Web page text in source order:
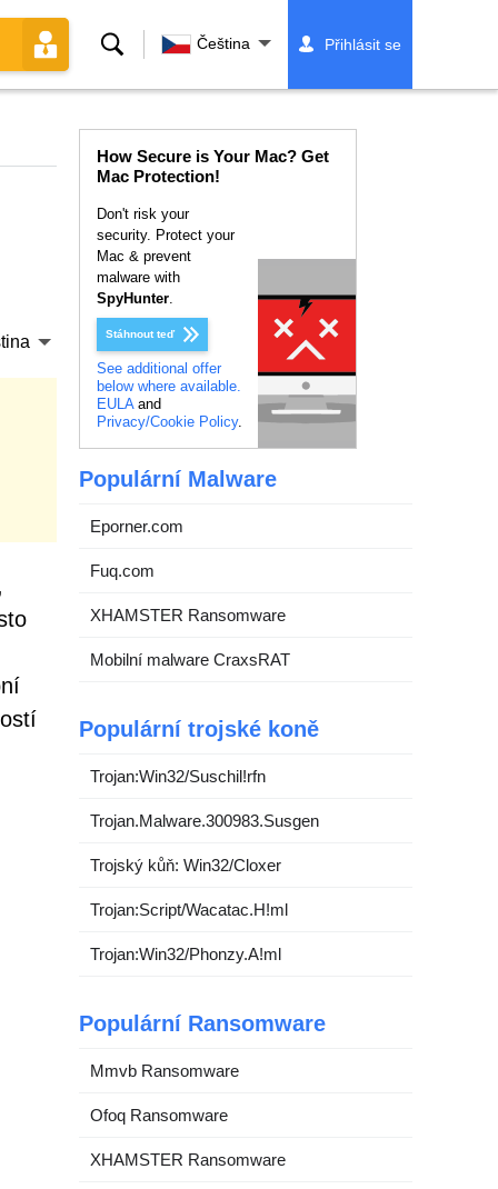
VyhledáváníČeština Přihlásit se
How Secure is Your Mac? Get
Mac Protection!
Don't risk your
security. Protect your
Mac & prevent
malware with
SpyHunter.
Stáhnout teď
See additional offer
below where available.
EULAand
Privacy/Cookie Policy.
Populární Malware
Eporner.com
Fuq.com
XHAMSTER Ransomware
Mobilní malware CraxsRAT
Populární trojské koně
Trojan:Win32/Suschil!rfn
Trojan.Malware.300983.Susgen
Trojský kůň: Win32/Cloxer
Trojan:Script/Wacatac.H!ml
Trojan:Win32/Phonzy.A!ml
Populární Ransomware
Mmvb Ransomware
Ofoq Ransomware
XHAMSTER Ransomware